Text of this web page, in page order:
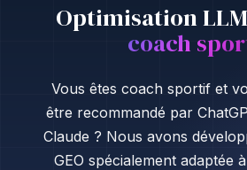
Optimisation
coach
Vous êtes coach sportif et
être recommandé par
Claude ? Nous avons
GEO spécialement adaptée